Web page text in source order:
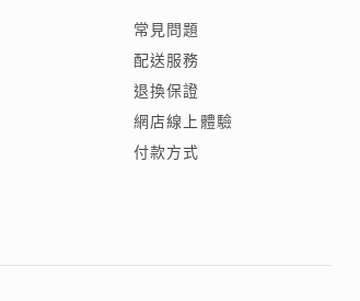
常見問題
配送服務
退換保證
網店線上體驗
付款方式